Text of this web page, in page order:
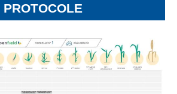
PROTOCOLE